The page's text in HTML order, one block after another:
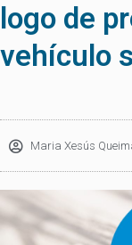
logo de
vehículo
Maria Xesús